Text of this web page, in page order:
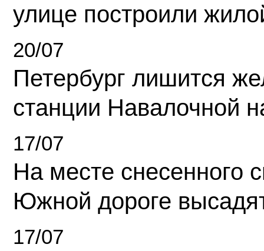
улице построили
20/07
Петербург лишится
станции Навалочной
17/07
На месте снесенного
Южной дороге
17/07